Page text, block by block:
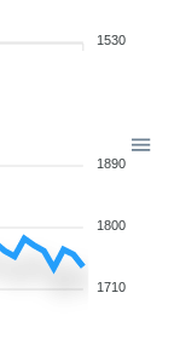
1530
1890
1800
1710